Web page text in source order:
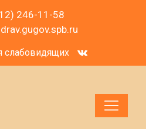
246-11-58
слабовидящих